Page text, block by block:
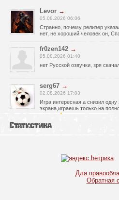
Levor →
05.08.2026 06:06
Странно, почему релизер
нет, не хороший человек он,
fr0zen142 →
05.08.2026 01:40
нет Русской озвучки, зря
serg67 →
02.08.2026 17:03
Игра интересная,а снизил
экрана,играешь только на
испробовал?
30.07.2026 00:43
Статистика
Для
Обратная